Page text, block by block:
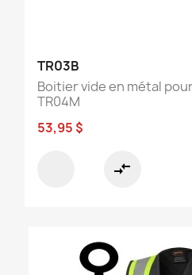
TR03B
Boitier vide en métal
TR04M
53,95 $
compare_arrows